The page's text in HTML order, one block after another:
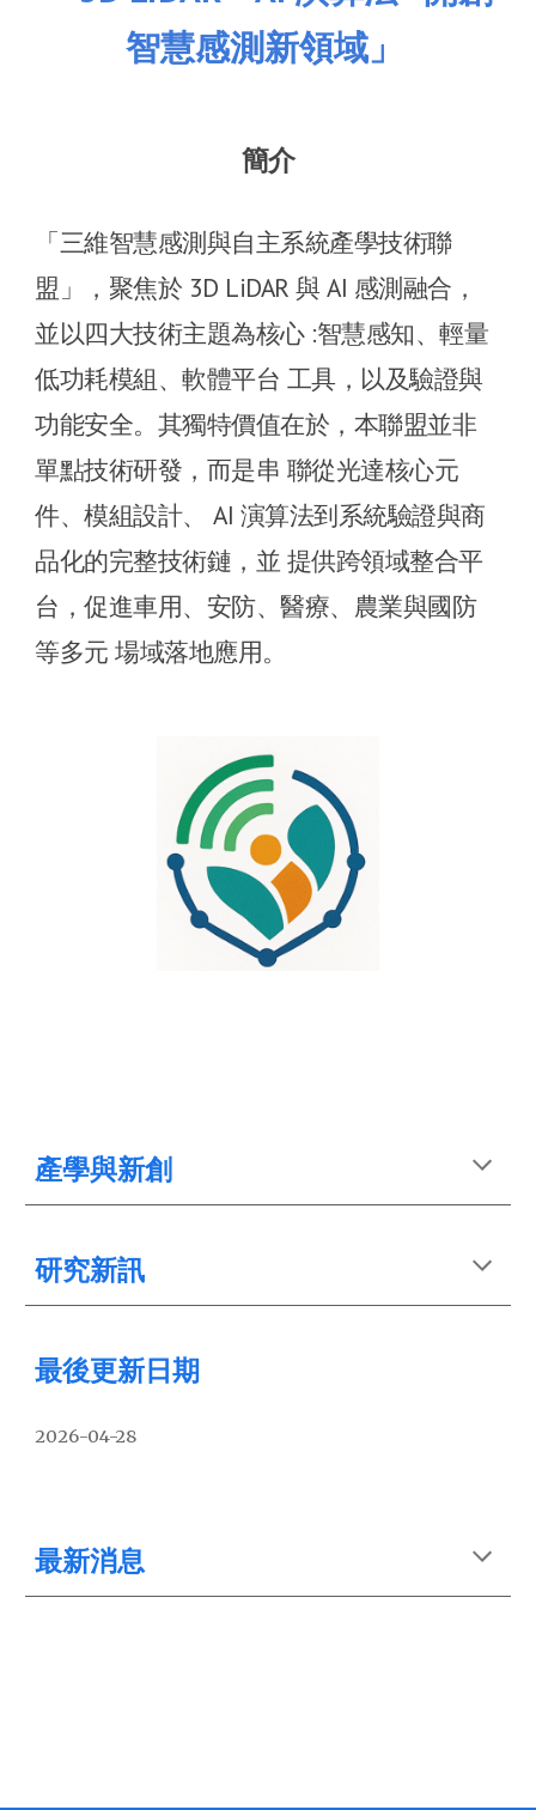
智慧感測新領域」
簡介
「三維智慧感測與自主系統產學技術聯
盟」，聚焦於 3D LiDAR 與 AI 感測融合，
並以四大技術主題為核心 :智慧感知、輕量
低功耗模組、軟體平台 工具，以及驗證與
功能安全。其獨特價值在於，本聯盟並非
單點技術研發，而是串 聯從光達核心元
件、模組設計、 AI 演算法到系統驗證與商
品化的完整技術鏈，並 提供跨領域整合平
台，促進車用、安防、醫療、農業與國防
等多元 場域落地應用。
產學與新創
研究新訊
最後更新日期
2026-04-28
最新消息